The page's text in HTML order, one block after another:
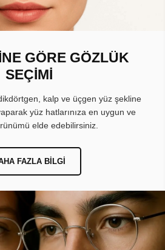
GÖRE GÖZLÜK
SEÇİMİ
kalp ve üçgen yüz şekline
yüz hatlarınıza en uygun ve
elde edebilirsiniz.
FAZLA BILGI